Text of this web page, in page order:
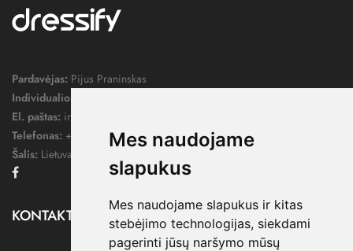
Mes naudojame
slapukus
Mes naudojame slapukus ir kitas
stebėjimo technologijas, siekdami
pagerinti jūsų naršymo mūsų
Pardavėjas: Pijus Praninskas
Individualios veiklos pažymos nr.:
El. paštas: info@dressify.lt
Telefonas: +370 676 78578
Šalis: Lietuva
KONTAKTAI